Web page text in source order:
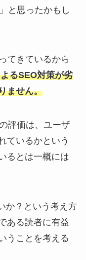
と思ったかもし
てきているから
るSEO対策が劣
ません。
評価は、ユーザ
ているかという
るとは一概には
か？という考え方
ある読者に有益
うことを考える